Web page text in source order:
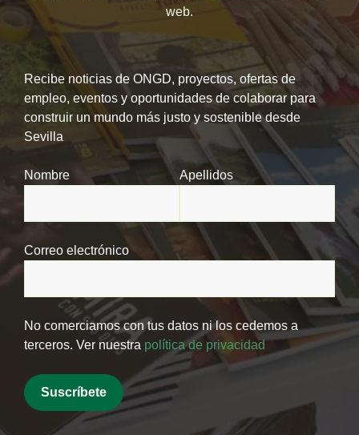
web.
Recibe noticias de ONGD, proyectos, ofertas de
empleo, eventos y oportunidades de colaborar para
construir un mundo más justo y sostenible desde
Sevilla
Nombre Apellidos
Correo electrónico
No comerciamos con tus datos ni los cedemos a
terceros. Ver nuestra política de privacidad